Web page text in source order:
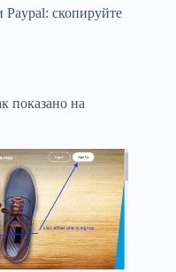
Paypal: скопируйте
показано на